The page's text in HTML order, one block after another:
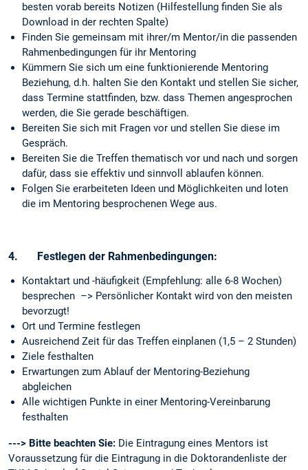
besten vorab bereits Notizen (Hilfestellung finden Sie als
Download in der rechten Spalte)
Finden Sie gemeinsam mit ihrer/m Mentor/in die passenden
Rahmenbedingungen für ihr Mentoring
Kümmern Sie sich um eine funktionierende Mentoring
Beziehung, d.h. halten Sie den Kontakt und stellen Sie sicher,
dass Termine stattfinden, bzw. dass Themen angesprochen
werden, die Sie gerade beschäftigen.
Bereiten Sie sich mit Fragen vor und stellen Sie diese im
Gespräch.
Bereiten Sie die Treffen thematisch vor und nach und sorgen
dafür, dass sie effektiv und sinnvoll ablaufen können.
Folgen Sie erarbeiteten Ideen und Möglichkeiten und loten
die im Mentoring besprochenen Wege aus.
4. Festlegen der Rahmenbedingungen:
Kontaktart und -häufigkeit (Empfehlung: alle 6-8 Wochen)
besprechen –> Persönlicher Kontakt wird von den meisten
bevorzugt!
Ort und Termine festlegen
Ausreichend Zeit für das Treffen einplanen (1,5 – 2 Stunden)
Ziele festhalten
Erwartungen zum Ablauf der Mentoring-Beziehung
abgleichen
Alle wichtigen Punkte in einer Mentoring-Vereinbarung
festhalten
---> Bitte beachten Sie: Die Eintragung eines Mentors ist
Voraussetzung für die Eintragung in die Doktorandenliste der